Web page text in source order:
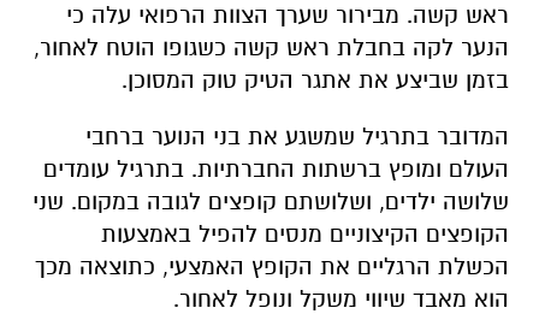
ראש קשה. מבירור שערך הצוות הרפואי עלה כי
הנער לקה בחבלת ראש קשה כשגופו הוטח לאחור,
בזמן שביצע את אתגר הטיק טוק המסוכן.
המדובר בתרגיל שמשגע את בני הנוער ברחבי
העולם ומופץ ברשתות החברתיות. בתרגיל עומדים
שלושה ילדים, ושלושתם קופצים לגובה במקום. שני
הקופצים הקיצוניים מנסים להפיל באמצעות
הכשלת הרגליים את הקופץ האמצעי, כתוצאה מכך
הוא מאבד שיווי משקל ונופל לאחור.